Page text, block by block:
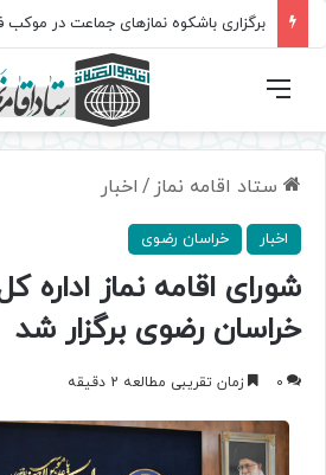
برگزاری باشکوه نمازهای جماعت در موکب
فهرست
ستاد اقامه نماز / اخبار
اخبار خراسان رضوی
شورای اقامه نماز اداره
خراسان رضوی برگزار شد
0 زمان تقریبی مطالعه 2 دقیقه